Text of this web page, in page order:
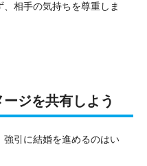
相手の気持ちを尊重しま
ジを共有しよう
引に結婚を進めるのはい